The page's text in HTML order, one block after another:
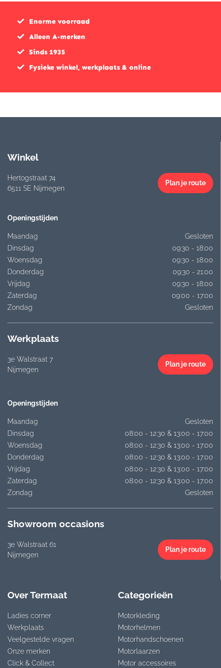
Enorme voorraad
Alleen A-merken
Sinds 1935
Fysieke winkel, werkplaats & online
Winkel
Hertogstraat 74
6511 SE Nijmegen
Plan je route
Openingstijden
Maandag
Gesloten
Dinsdag
09:30 - 18:00
Woensdag
09:30 - 18:00
Donderdag
09:30 - 21:00
Vrijdag
09:30 - 18:00
Zaterdag
09:00 - 17:00
Zondag
Gesloten
Werkplaats
3e Walstraat 7
Nijmegen
Plan je route
Openingstijden
Maandag
Gesloten
Dinsdag
08:00 - 12:30 & 13:00 - 17:00
Woensdag
08:00 - 12:30 & 13:00 - 17:00
Donderdag
08:00 - 12:30 & 13:00 - 17:00
Vrijdag
08:00 - 12:30 & 13:00 - 17:00
Zaterdag
08:00 - 12:30 & 13:00 - 17:00
Zondag
Gesloten
Showroom occasions
3e Walstraat 61
Nijmegen
Plan je route
Over Termaat
Ladies corner
Werkplaats
Veelgestelde vragen
Onze merken
Click & Collect
Categorieën
Motorkleding
Motorhelmen
Motorhandschoenen
Motorlaarzen
Motor accessoires